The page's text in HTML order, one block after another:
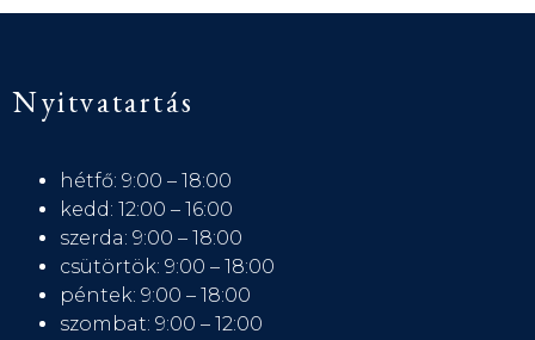
Nyitvatartás
hétfő: 9:00 – 18:00
kedd: 12:00 – 16:00
szerda: 9:00 – 18:00
csütörtök: 9:00 – 18:00
péntek: 9:00 – 18:00
szombat: 9:00 – 12:00